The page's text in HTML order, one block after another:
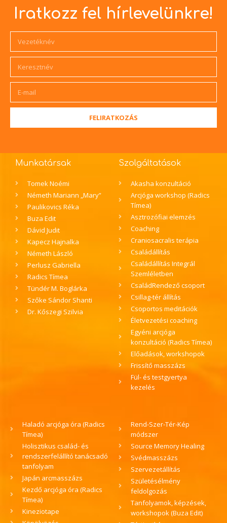
Iratkozz fel hírlevelünkre!
FELIRATKOZÁS
Munkatársak
Tomek Noémi
Németh Mariann „Mary”
Paulikovics Réka
Buza Edit
Dávid Judit
Kapecz Hajnalka
Németh László
Perlusz Gabriella
Radics Tímea
Tündér M. Boglárka
Szőke Sándor Shanti
Dr. Kőszegi Szilvia
Szolgáltatások
Akasha konzultáció
Arcjóga workshop (Radics
Tímea)
Asztrozófiai elemzés
Coaching
Craniosacralis terápia
Családállítás
Családállítás Integrál
Szemléletben
CsaládRendező csoport
Csillag-tér állítás
Csoportos meditációk
Életvezetési coaching
Egyéni arcjóga
konzultáció (Radics Tímea)
Előadások, workshopok
Frissítő masszázs
Fül- és testgyertya
kezelés
Haladó arcjóga óra (Radics
Tímea)
Holisztikus család- és
rendszerfelállító tanácsadó
tanfolyam
Japán arcmasszázs
Kezdő arcjóga óra (Radics
Tímea)
Kineziotape
Rend-Szer-Tér-Kép
módszer
Source Memory Healing
Svédmasszázs
Szervezetállítás
Születésélmény
feldolgozás
Tanfolyamok, képzések,
workshopok (Buza Edit)